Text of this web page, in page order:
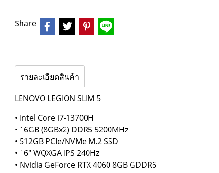
Share
รายละเอียดสินค้า
LENOVO LEGION SLIM 5
• Intel Core i7-13700H
• 16GB (8GBx2) DDR5 5200MHz
• 512GB PCIe/NVMe M.2 SSD
• 16" WQXGA IPS 240Hz
• Nvidia GeForce RTX 4060 8GB GDDR6